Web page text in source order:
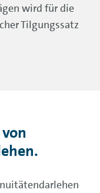
wird für die
Tilgungssatz